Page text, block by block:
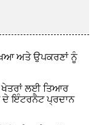
ਅਤੇ ਉਪਕਰਣਾਂ ਨੂੰ
ਖੇਤਰਾਂ ਲਈ ਤਿਆਰ
ਦੇ ਇੰਟਰਨੈਟ ਪ੍ਰਦਾਨ